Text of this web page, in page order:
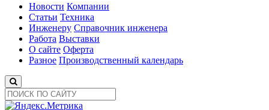
Новости Компании
Статьи Техника
Инженеру Справочник инженера
Работа Выставки
О сайте Оферта
Разное Производственный календарь